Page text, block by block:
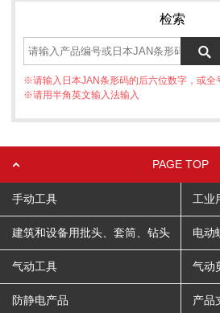
检索
※请输入日本JAN条形码的后六位数字，或全
※请用半角英文输入法输入
PAGE TOP
手动工具 工业
建筑和设备用批头、套筒、钻头 电动
气动工具 气动
防静电产品 产品